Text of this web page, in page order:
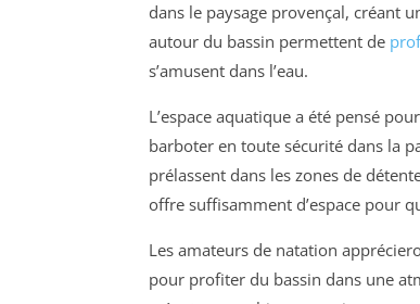
dans le paysage provençal, créant
autour du bassin permettent de
s’amusent dans l’eau.
L’espace aquatique a été pensé
barboter en toute sécurité dans la
prélassent dans les zones de
offre suffisamment d’espace pour
Les amateurs de natation
pour profiter du bassin dans une